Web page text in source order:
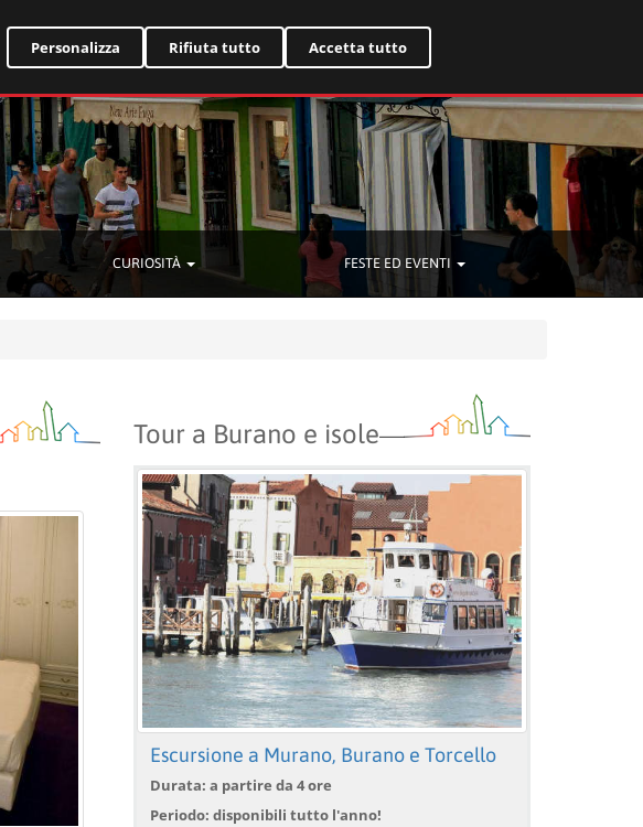
CURIOSITÀ FESTE ED EVENTI
Tour a Burano e isole
Escursione a Murano, Burano e Torcello
Durata: a partire da 4 ore
Periodo: disponibili tutto l'anno!
Personalizza Rifiuta tutto Accetta tutto